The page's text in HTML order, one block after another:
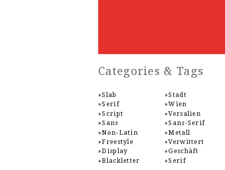
Categories & Tags
Slab
Serif
Script
Sans
Non-Latin
Freestyle
Display
Blackletter
Stadt
Wien
Versalien
Sans-Serif
Metall
Verwittert
Geschäft
Serif